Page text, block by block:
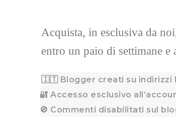
Acquista, in esclusiva da
entro un paio di settimane e
🇮🇹 Blogger creati su indirizzi
🔐 Accesso esclusivo
🚫 Commenti disabilitati sul